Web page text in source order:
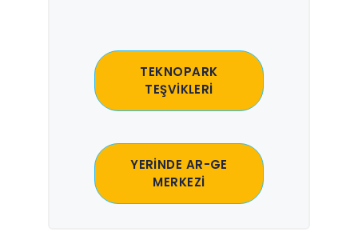
TEKNOPARK
TEŞVİKLERİ
YERİNDE AR-GE
MERKEZİ